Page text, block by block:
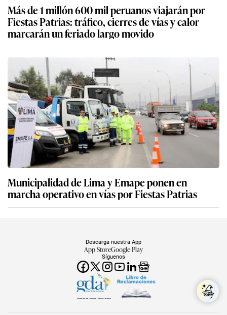
Más de 1 millón 600 mil peruanos viajarán por
Fiestas Patrias: tráfico, cierres de vías y calor
marcarán un feriado largo movido
Municipalidad de Lima y Emape ponen en
marcha operativo en vías por Fiestas Patrias
Síguenos
Descarga nuestra App
App StoreGoogle Play
Miembro del Grupo de Diarios América